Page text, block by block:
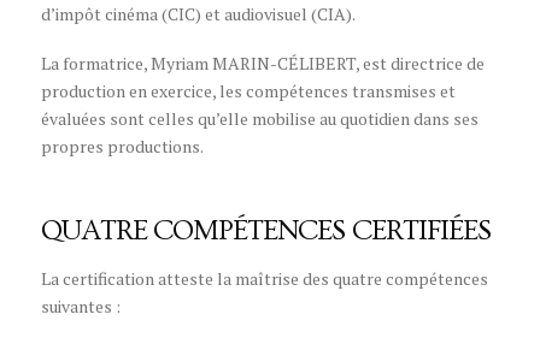
d’impôt cinéma (CIC) et audiovisuel (CIA).
La formatrice, Myriam MARIN-CÉLIBERT, est directrice de
production en exercice, les compétences transmises et
évaluées sont celles qu’elle mobilise au quotidien dans ses
propres productions.
QUATRE COMPÉTENCES CERTIFIÉES
La certification atteste la maîtrise des quatre compétences
suivantes :